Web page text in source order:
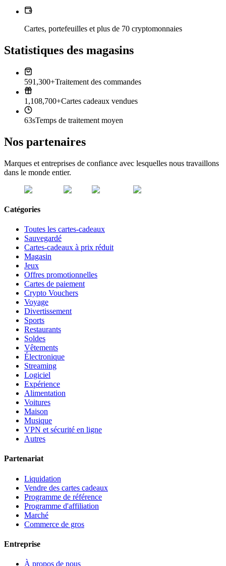
Cartes, portefeuilles et plus de 70 cryptomonnaies
Statistiques des magasins
591,300+Traitement des commandes
1,108,700+Cartes cadeaux vendues
63sTemps de traitement moyen
Nos partenaires
Marques et entreprises de confiance avec lesquelles nous travaillons
dans le monde entier.
Catégories
Toutes les cartes-cadeaux
Sauvegardé
Cartes-cadeaux à prix réduit
Magasin
Jeux
Offres promotionnelles
Cartes de paiement
Crypto Vouchers
Voyage
Divertissement
Sports
Restaurants
Soldes
Vêtements
Électronique
Streaming
Logiciel
Expérience
Alimentation
Voitures
Maison
Musique
VPN et sécurité en ligne
Autres
Partenariat
Liquidation
Vendre des cartes cadeaux
Programme de référence
Programme d'affiliation
Marché
Commerce de gros
Entreprise
À propos de nous